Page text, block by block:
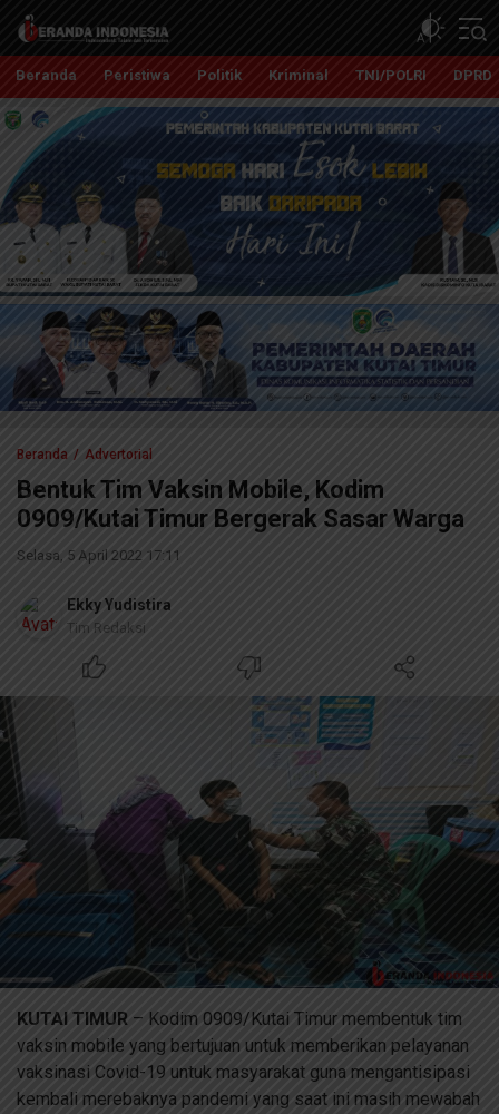
Beranda Indonesia
Independent, Tajam dan Terpercaya
Beranda Peristiwa Politik Kriminal TNI/POLRI DPRD
Beranda Advertorial
Bentuk Tim Vaksin Mobile, Kodim
0909/Kutai Timur Bergerak Sasar Warga
Selasa, 5 April 2022 17:11
Ekky Yudistira
Tim Redaksi
KUTAI TIMUR – Kodim 0909/Kutai Timur membentuk tim
vaksin mobile yang bertujuan untuk memberikan pelayanan
vaksinasi Covid-19 untuk masyarakat guna mengantisipasi
kembali merebaknya pandemi yang saat ini masih mewabah